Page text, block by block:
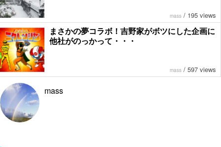
mass / 195 views
まさかの夢コラボ！吉野家がボツにした企画に
他社がのっかって・・・
mass / 597 views
mass